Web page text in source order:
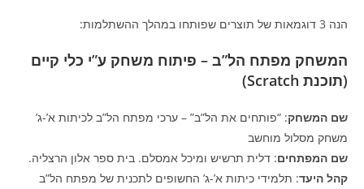
הנה 3 דוגמאות של תוצרים שפותחו במהלך ההשתלמות:
המשחק מפתח הל”ב – פיתוח משחק ע”י כלי קיים
(תוכנת Scratch)
שם המשחק: “פותחים את הל”ב” – ערכי מפתח הל”ב לכיתות א’-ג’
משחק מסלול מוחשב
שם המפתחים: דלית תרשיש ומיכל אמסלם. בית ספר אלון הרצליה.
קהל היעד: תלמידי כיתות א’-ג’ החשופים לתכנית של מפתח הל”ב